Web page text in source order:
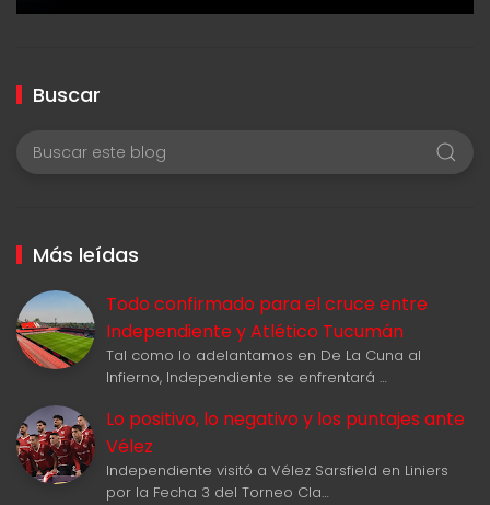
Buscar
Más leídas
Todo confirmado para el cruce entre
Independiente y Atlético Tucumán
Tal como lo adelantamos en De La Cuna al
Infierno, Independiente se enfrentará …
Lo positivo, lo negativo y los puntajes ante
Vélez
Independiente visitó a Vélez Sarsfield en Liniers
por la Fecha 3 del Torneo Cla…